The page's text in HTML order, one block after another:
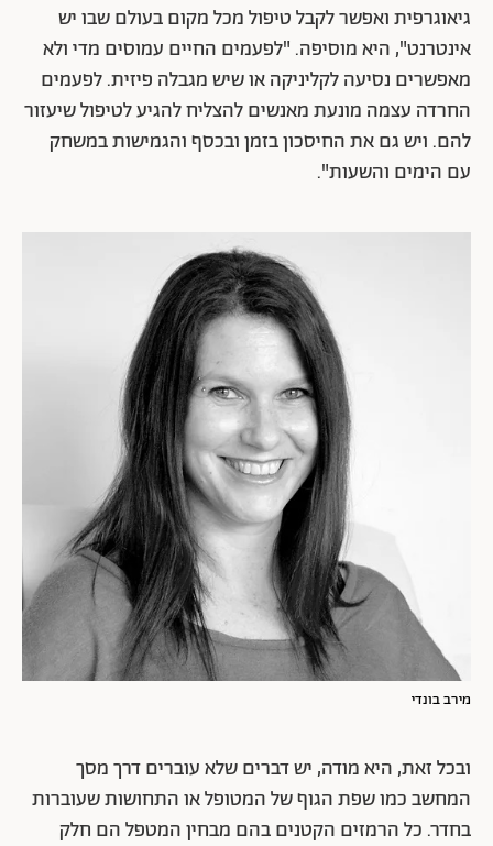
גיאוגרפית ואפשר לקבל טיפול מכל מקום בעולם שבו יש
אינטרנט", היא מוסיפה. "לפעמים החיים עמוסים מדי ולא
מאפשרים נסיעה לקליניקה או שיש מגבלה פיזית. לפעמים
החרדה עצמה מונעת מאנשים להצליח להגיע לטיפול שיעזור
להם. ויש גם את החיסכון בזמן ובכסף והגמישות במשחק
עם הימים והשעות".
מירב בונדי
ובכל זאת, היא מודה, יש דברים שלא עוברים דרך מסך
המחשב כמו שפת הגוף של המטופל או התחושות שעוברות
בחדר. כל הרמזים הקטנים בהם מבחין המטפל הם חלק